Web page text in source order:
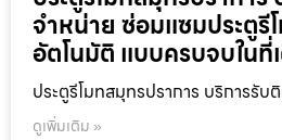
จำหน่าย ซ่อมแซมประตูรี
อัตโนมัติ แบบครบจบในที่
ประตูรีโมทสมุทรปราการ บริการรับ
ดูเพิ่มเติม »